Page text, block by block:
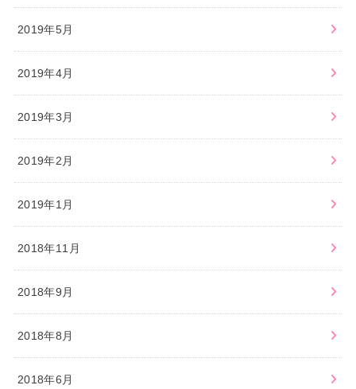
2019年5月
2019年4月
2019年3月
2019年2月
2019年1月
2018年11月
2018年9月
2018年8月
2018年6月